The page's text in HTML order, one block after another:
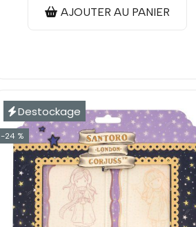
AJOUTER AU PANIER
Destockage
-24 %